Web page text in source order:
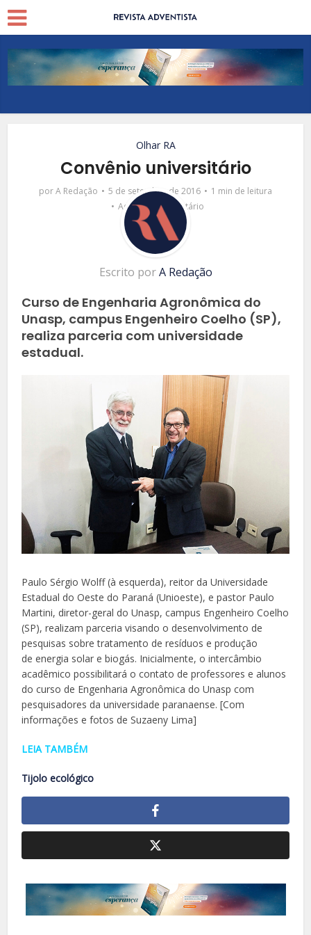
Olhar RA
Convênio universitário
porA Redação 5 de setembro de 2016
1 min de leitura
Adicionar comentário
Escrito porA Redação
Curso de Engenharia Agronômica do
Unasp, campus Engenheiro Coelho (SP),
realiza parceria com universidade
estadual.
Paulo Sérgio Wolff (à esquerda), reitor da Universidade
Estadual do Oeste do Paraná (Unioeste), e pastor Paulo
Martini, diretor-geral do Unasp, campus Engenheiro Coelho
(SP), realizam parceria visando o desenvolvimento de
pesquisas sobre tratamento de resíduos e produção
de energia solar e biogás. Inicialmente, o intercâmbio
acadêmico possibilitará o contato de professores e alunos
do curso de Engenharia Agronômica do Unasp com
pesquisadores da universidade paranaense. [Com
informações e fotos de Suzaeny Lima]
LEIA TAMBÉM
Tijolo ecológico